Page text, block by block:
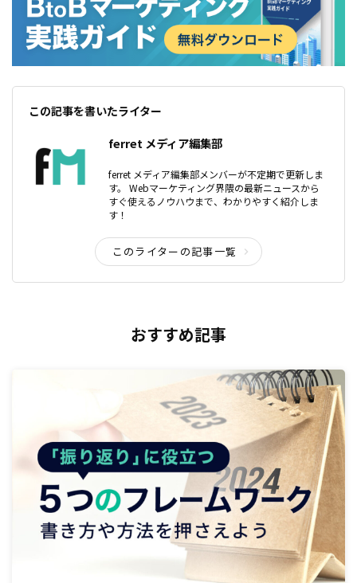
この記事を書いたライター
ferret メディア編集部
ferret メディア編集部メンバーが不定期で更新しま
す。 Webマーケティング界隈の最新ニュースから
すぐ使えるノウハウまで、わかりやすく紹介しま
す！
このライターの記事一覧
おすすめ記事